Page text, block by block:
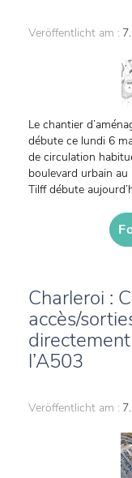
Veröffentlicht am :
Le chantier
débute ce lundi 6
de circulation
boulevard urbain au
Tilff débute
Charleroi :
accès/
l’A503
Veröffentlicht am :